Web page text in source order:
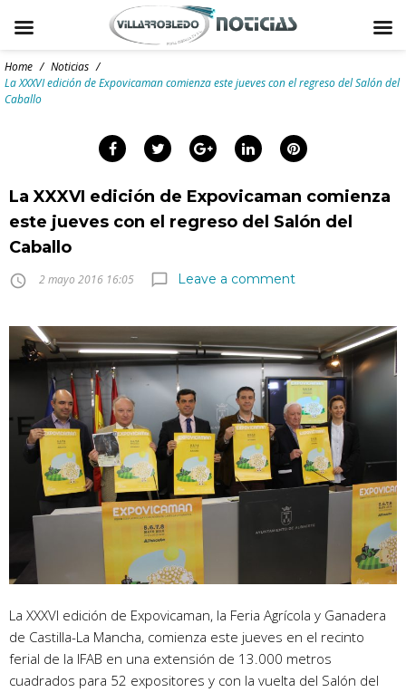
Skip
to
content
Home / Noticias /
La XXXVI edición de Expovicaman comienza este jueves con el regreso del Salón del
Caballo
FacebookTwitterGoogle+LinkedInPinterest
La XXXVI edición de Expovicaman comienza
este jueves con el regreso del Salón del
Caballo
access_time 2 mayo 2016 16:05 chat_bubble_outline Leave a comment
La XXXVI edición de Expovicaman, la Feria Agrícola y Ganadera
de Castilla-La Mancha, comienza este jueves en el recinto
ferial de la IFAB en una extensión de 13.000 metros
cuadrados para 52 expositores y con la vuelta del Salón del